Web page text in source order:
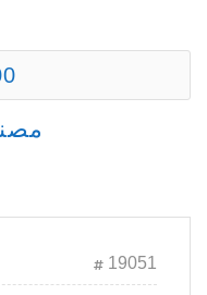
19051